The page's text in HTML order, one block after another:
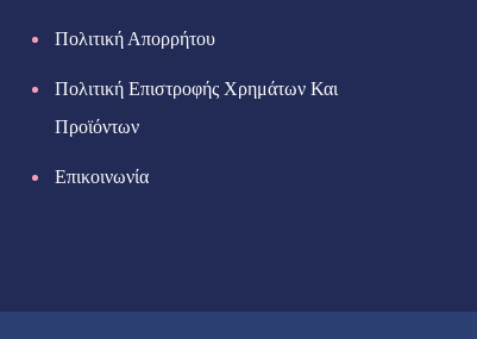
Πολιτική Απορρήτου
Πολιτική Επιστροφής Χρημάτων Και
Προϊόντων
Επικοινωνία